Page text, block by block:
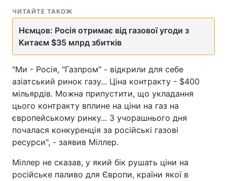
ЧИТАЙТЕ ТАКОЖ
Нємцов: Росія отримає від газової угоди з
Китаєм $35 млрд збитків
"Ми - Росія, "Газпром" - відкрили для себе
азіатський ринок газу... Ціна контракту - $400
мільярдів. Можна припустити, що укладання
цього контракту вплине на ціни на газ на
європейському ринку... З учорашнього дня
почалася конкуренція за російські газові
ресурси", - заявив Міллер.
Міллер не сказав, у який бік рушать ціни на
російське паливо для Європи, країни якої в